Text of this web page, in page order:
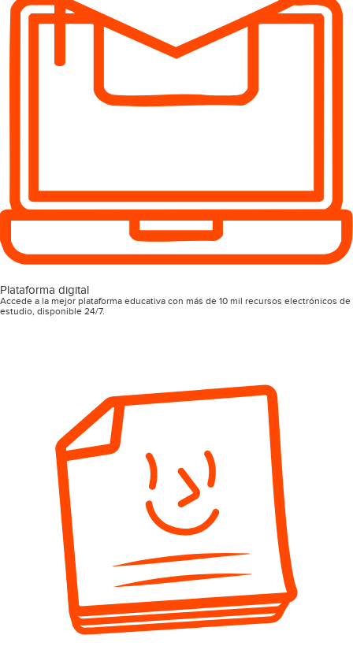
Plataforma digital
Accede a la mejor plataforma educativa con más de 10 mil recursos electrónicos de
estudio, disponible 24/7.